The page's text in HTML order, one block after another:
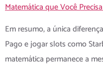
Matemática que Você
Em resumo, a única
Pago e jogar slots como
matemática permanece a